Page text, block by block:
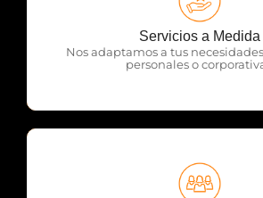
Servicios a Medida
Nos adaptamos a tus
personales o
OTP Servicios